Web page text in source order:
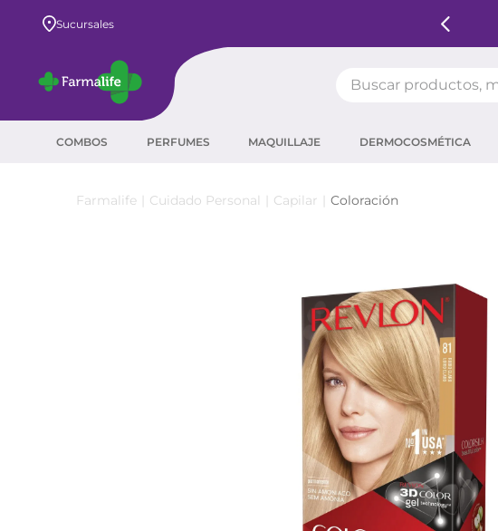
Sucursales
COMBOS PERFUMES MAQUILLAJE DERMOCOSMÉTICA
Cuidado Personal Capilar Coloración
proteina
agua micelar
corrector
mascara pestañas
retinol
tintura